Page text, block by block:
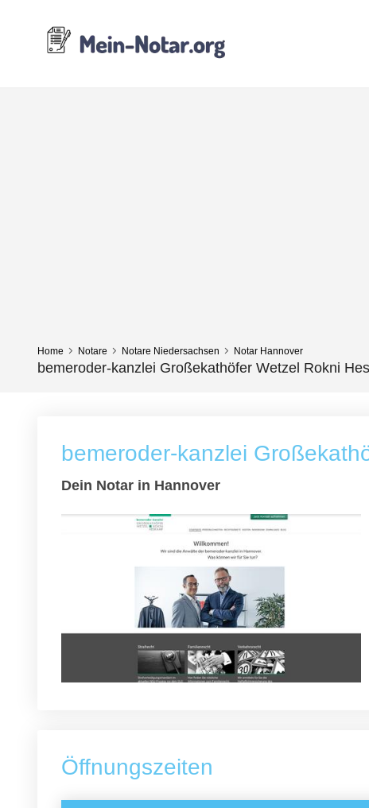
Home Notare Notare Niedersachsen Notar Hannover
bemeroder-kanzlei Großekathöfer Wetzel Rokni
bemeroder-kanzlei
Dein Notar in Hannover
Öffnungszeiten